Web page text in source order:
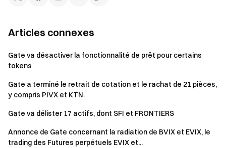
rapidement et facilement.
Passez à l'action
Inscrivez-vous
Invitez des amiset gagnez une commission de 40%.
Restez connecté
Visitez le site officiel de Gate
Suivez-nous sur X (Twitter)pour obtenir plus de bonus
Articles connexes
Gate va désactiver la fonctionnalité de prêt pour certains
tokens
Gate a terminé le retrait de cotation et le rachat de 21 pièces,
y compris PIVX et KTN.
Gate va délister 17 actifs, dont SFI et FRONTIERS
Annonce de Gate concernant la radiation de BVIX et EVIX, le
trading des Futures perpétuels EVIX et...